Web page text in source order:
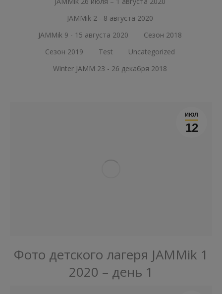
JAMMik 2 - 8 августа 2020
JAMMik 9 - 15 августа 2020
Сезон 2018
Сезон 2019
Test
Uncategorized
Winter JAMM 23 - 26 декабря 2018
ИЮЛ
12
Фото детского лагеря JAMMik 1
2020 – день 1